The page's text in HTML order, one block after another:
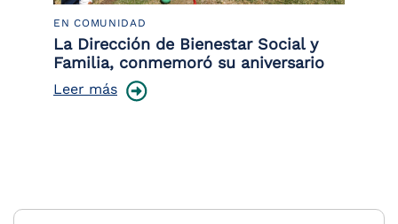
EN COMUNIDAD
La Dirección de Bienestar Social y
Familia, conmemoró su aniversario
Leer más